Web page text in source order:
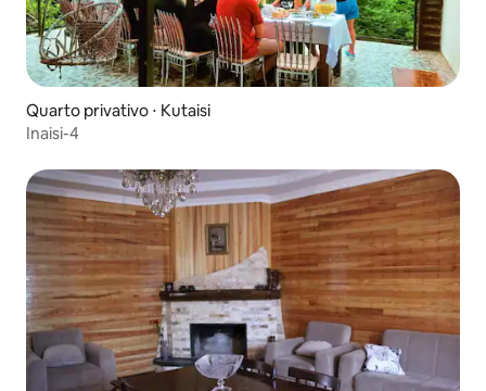
Quarto privativo ⋅ Kutaisi
Inaisi-4